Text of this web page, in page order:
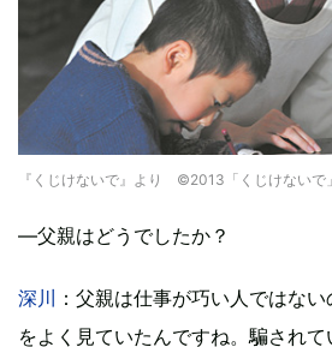
『くじけないで』より ©2013「くじけないで
―父親はどうでしたか？
深川 ：父親は仕事が巧い人ではな
をよく見ていたんですね。騙されて